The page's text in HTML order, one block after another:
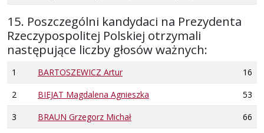
15. Poszczególni kandydaci na Prezydenta
Rzeczypospolitej Polskiej otrzymali
następujące liczby głosów ważnych:
1 BARTOSZEWICZ Artur
16
2
BIEJAT Magdalena Agnieszka
53
3
BRAUN Grzegorz Michał
66